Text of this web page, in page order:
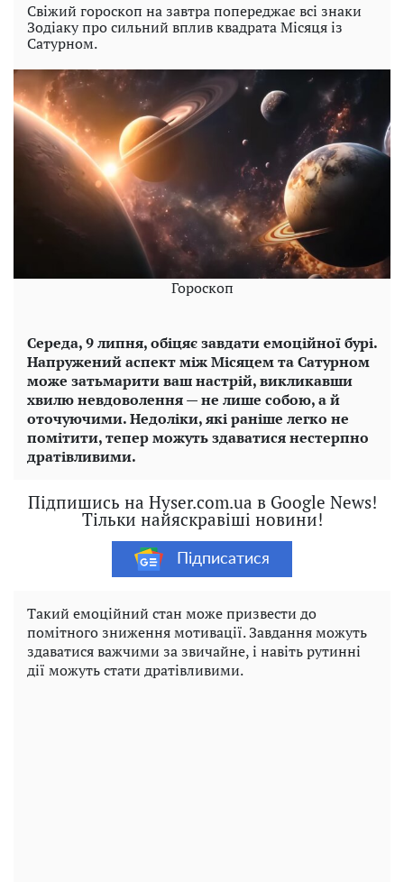
Свіжий гороскоп на завтра попереджає всі знаки
Зодіаку про сильний вплив квадрата Місяця із
Сатурном.
Гороскоп
Середа, 9 липня, обіцяє завдати емоційної бурі.
Напружений аспект між Місяцем та Сатурном
може затьмарити ваш настрій, викликавши
хвилю невдоволення — не лише собою, а й
оточуючими. Недоліки, які раніше легко не
помітити, тепер можуть здаватися нестерпно
дратівливими.
Підпишись на Hyser.com.ua в Google News!
Тільки найяскравіші новини!
Підписатися
Такий емоційний стан може призвести до
помітного зниження мотивації. Завдання можуть
здаватися важчими за звичайне, і навіть рутинні
дії можуть стати дратівливими.